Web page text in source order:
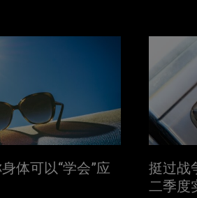
体可以“学会”应
挺过战
二季度